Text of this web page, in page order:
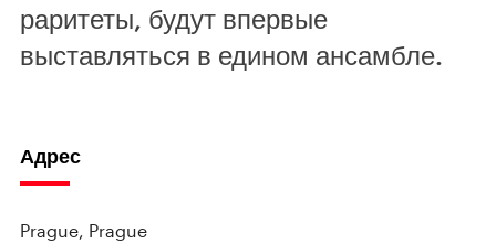
раритеты, будут впервые
выставляться в едином ансамбле.
Адрес
Prague, Prague